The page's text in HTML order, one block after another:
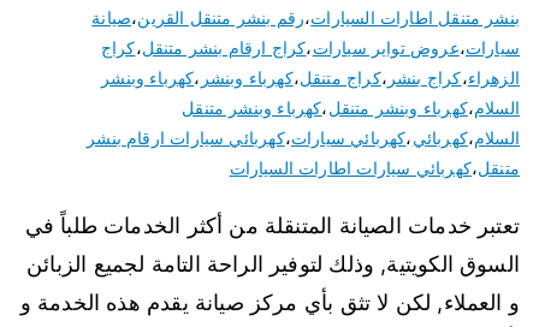
بنشر متنقل اطارات السيارات،رقم بنشر متنقل القرين،صيانة
سيارات،عروض تواير سيارات،كراج ارقام بنشر متنقل،كراج
الزهراء،كراج بنشر ،كراج متنقل،كهرباء وبنشر ،كهرباء وبنشر
السلام،كهرباء وبنشر متنقل،كهرباء وبنشر متنقل
السلام،كهربائي،كهربائي سيارات،كهربائي سيارات ارقام بنشر
متنقل،كهربائي سيارات اطارات السيارات
تعتبر خدمات الصيانة المتنقلة من أكثر الخدمات طلباً في
السوق الكويتية, وذلك لتوفير الراحة التامة لجميع الزبائن
و العملاء, لكن لا تثق بأي مركز صيانة يقدم هذه الخدمة و